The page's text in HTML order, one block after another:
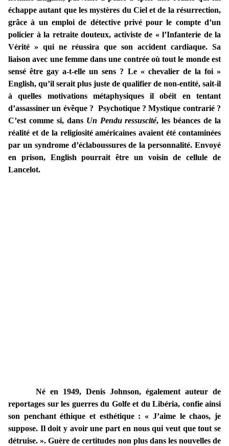
échappe autant que les mystères du Ciel et de la résurrection,
grâce à un emploi de détective privé pour le compte d’un
policier à la retraite douteux, activiste de « l’Infanterie de la
Vérité » qui ne réussira que son accident cardiaque. Sa
liaison avec une femme dans une contrée où tout le monde est
sensé être gay a-t-elle un sens ? Le « chevalier de la foi »
English, qu’il serait plus juste de qualifier de non-entité, sait-il
à quelles motivations métaphysiques il obéit en tentant
d’assassiner un évêque ? Psychotique ? Mystique contrarié ?
C’est comme si, dans Un Pendu ressuscité, les béances de la
réalité et de la religiosité américaines avaient été contaminées
par un syndrome d’éclaboussures de la personnalité. Envoyé
en prison, English pourrait être un voisin de cellule de
Lancelot.
Né en 1949, Denis Johnson, également auteur de
reportages sur les guerres du Golfe et du Libéria, confie ainsi
son penchant éthique et esthétique : « J’aime le chaos, je
suppose. Il doit y avoir une part en nous qui veut que tout se
détruise. ». Guère de certitudes non plus dans les nouvelles de